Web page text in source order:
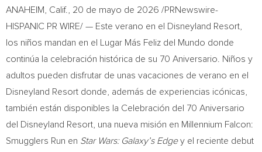
ANAHEIM, Calif. 20 de mayo de 2026 /PRNewswire-
HISPANIC PR WIRE/ — Este verano en el Disneyland Resort,
los niños mandan en el Lugar Más Feliz del Mundo donde
continúa la celebración histórica de su 70 Aniversario. Niños y
adultos pueden disfrutar de unas vacaciones de verano en el
Disneyland Resort donde, además de experiencias icónicas,
también están disponibles la Celebración del 70 Aniversario
del Disneyland Resort, una nueva misión en Millennium Falcon:
Smugglers Run en Star Wars: Galaxy’s Edgey el reciente debut